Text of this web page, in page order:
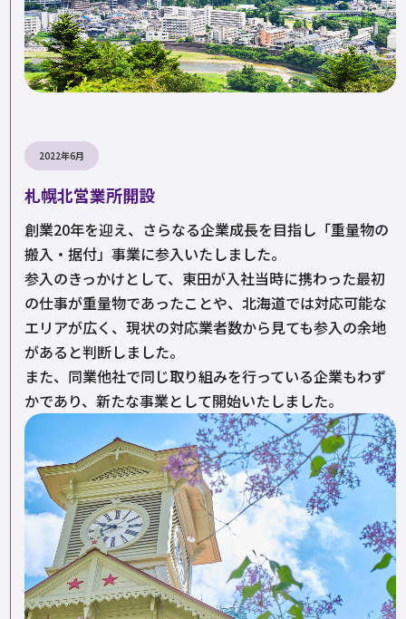
2022年6月
札幌北営業所開設
創業20年を迎え、さらなる企業成長を目指し「重量物の
搬入・据付」事業に参入いたしました。
参入のきっかけとして、東田が入社当時に携わった最初
の仕事が重量物であったことや、北海道では対応可能な
エリアが広く、現状の対応業者数から見ても参入の余地
があると判断しました。
また、同業他社で同じ取り組みを行っている企業もわず
かであり、新たな事業として開始いたしました。